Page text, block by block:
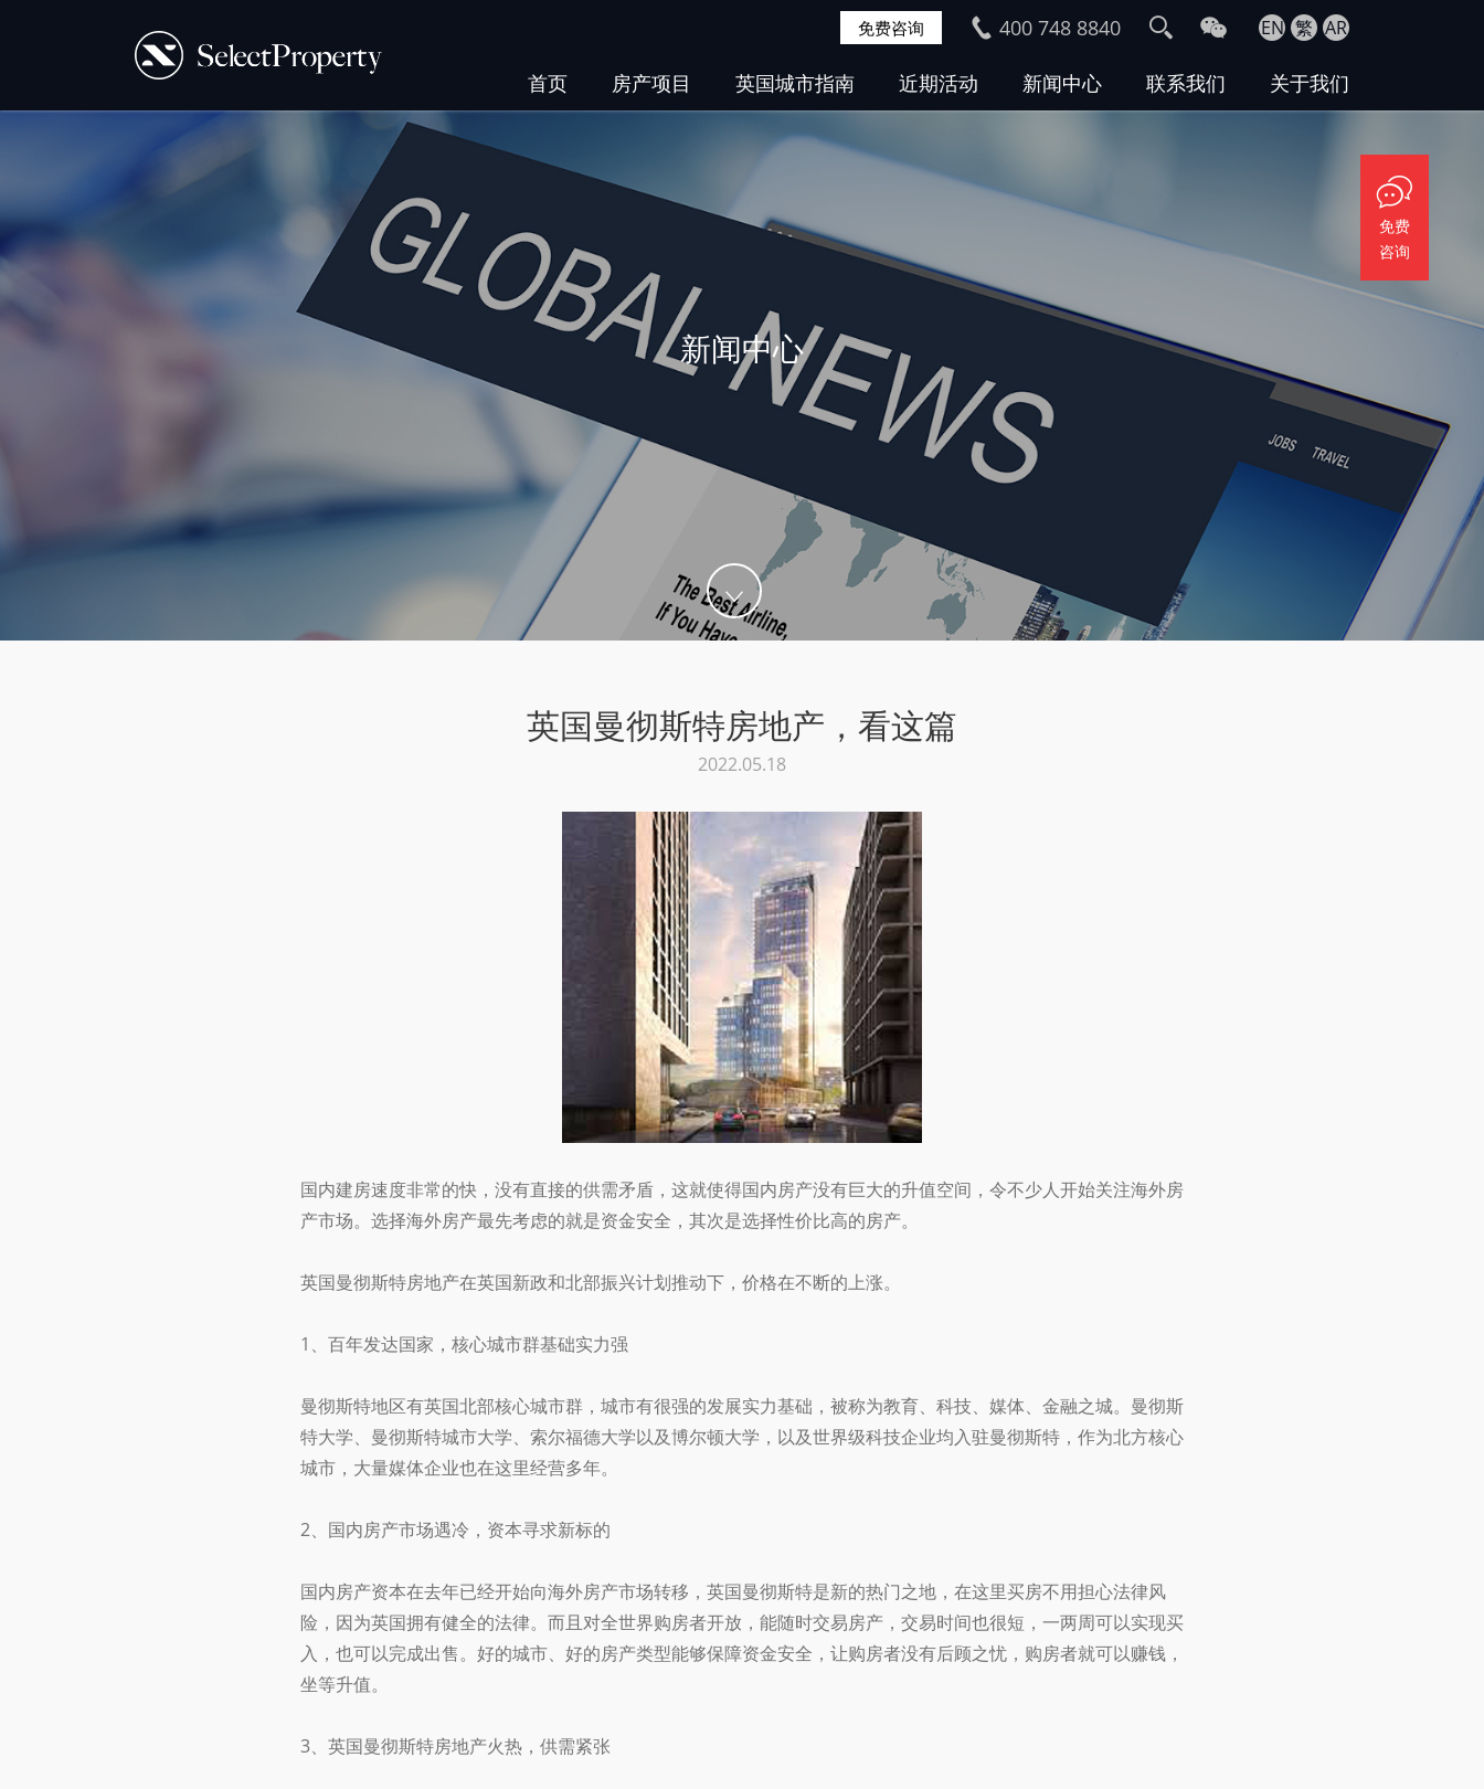
首页 房产项目 英国城市指南 近期活动 新闻中心 联系我们 关于我们
免费咨询 400 748 8840 EN 繁 AR
新闻中心
英国曼彻斯特房地产，看这篇
2022.05.18
国内建房速度非常的快，没有直接的供需矛盾，这就使得国内房产没有巨大的升值空间，令不少人开始关注海外房
产市场。选择海外房产最先考虑的就是资金安全，其次是选择性价比高的房产。
英国曼彻斯特房地产在英国新政和北部振兴计划推动下，价格在不断的上涨。
1、百年发达国家，核心城市群基础实力强
曼彻斯特地区有英国北部核心城市群，城市有很强的发展实力基础，被称为教育、科技、媒体、金融之城。曼彻斯
特大学、曼彻斯特城市大学、索尔福德大学以及博尔顿大学，以及世界级科技企业均入驻曼彻斯特，作为北方核心
城市，大量媒体企业也在这里经营多年。
2、国内房产市场遇冷，资本寻求新标的
国内房产资本在去年已经开始向海外房产市场转移，英国曼彻斯特是新的热门之地，在这里买房不用担心法律风
险，因为英国拥有健全的法律。而且对全世界购房者开放，能随时交易房产，交易时间也很短，一两周可以实现买
入，也可以完成出售。好的城市、好的房产类型能够保障资金安全，让购房者没有后顾之忧，购房者就可以赚钱，
坐等升值。
3、英国曼彻斯特房地产火热，供需紧张
免费
咨询